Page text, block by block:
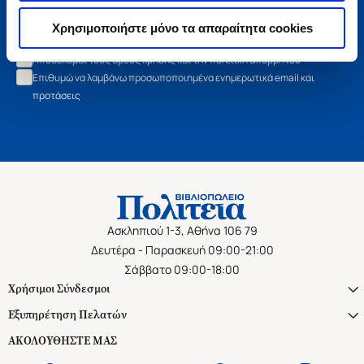
Χρησιμοποιήστε μόνο τα απαραίτητα cookies
Αποδέχομαι τους όρους χρήσης και την πολιτική απορρήτου
Επιθυμώ να λαμβάνω προσωποποιημένα ενημερωτικά email και
προτάσεις
Ασκληπιού 1-3, Αθήνα 106 79
Δευτέρα - Παρασκευή 09:00-21:00
Σάββατο 09:00-18:00
Χρήσιμοι Σύνδεσμοι
Εξυπηρέτηση Πελατών
ΑΚΟΛΟΥΘΗΣΤΕ ΜΑΣ